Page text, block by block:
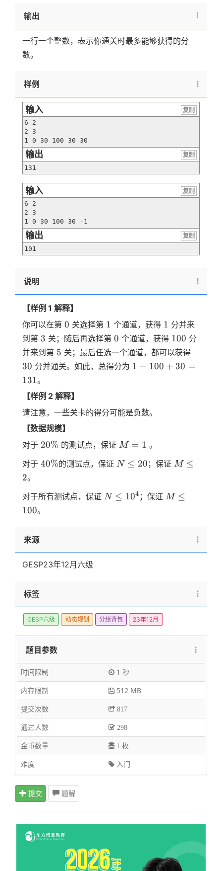
输出
一行一个整数，表示你通关时最多能够获得的分
数。
样例
输入
复制
6 2
2 3
1 0 30 100 30 30
输出
复制
131
输入
复制
6 2
2 3
1 0 30 100 30 -1
输出
复制
101
说明
【样例 1 解释】
你可以在第 0
0 关选择第 1
1 个通道，获得 1
1 分并来
到第 3
3 关；随后再选择第 0
0 个通道，获得 100
100 分
并来到第 5
5 关；最后任选一个通道，都可以获得
30 分并通关。如此，总得分为 1 +
=
1 + 100 + 30 =
131。
【样例 2 解释】
请注意，一些关卡的得分可能是负数。
【数据规模】
对于 20
20% 的测试点，保证 M=1
M = 1 。
对于 40
40%的测试点，保证 N
N ≤ 20 ；保证 M
M ≤
2。
对于所有测试点，保证 N
N ≤ 104 ；保证 M
M ≤
100。
来源
GESP23年12月六级
标签
GESP六级 动态规划 分组背包 23年12月
题目参数
时间限制
1 秒
内存限制
512 MB
提交次数
817
通过人数 298
金币数量 1 枚
难度 入门
提交 题解